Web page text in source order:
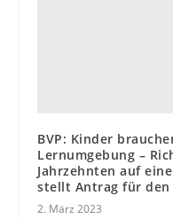
BVP: Kinder
Lernumgebung –
Jahrzehnten auf
stellt Antrag für den
2. März 2023